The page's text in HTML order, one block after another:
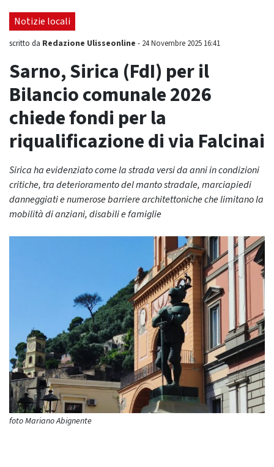
seduta consiliare: “Serve chiarezza!”"
Notizie locali
scritto da Redazione Ulisseonline - 24 Novembre 2025 16:41
Sarno, Sirica (FdI) per il
Bilancio comunale 2026
chiede fondi per la
riqualificazione di via Falcinai
Sirica ha evidenziato come la strada versi da anni in condizioni
critiche, tra deterioramento del manto stradale, marciapiedi
danneggiati e numerose barriere architettoniche che limitano la
mobilità di anziani, disabili e famiglie
foto Mariano Abignente